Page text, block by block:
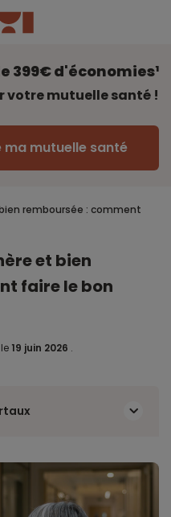
399€ d'économies¹
votre mutuelle santé !
mutuelle santé
remboursée : comment
et bien
faire le bon
19 juin 2026 .